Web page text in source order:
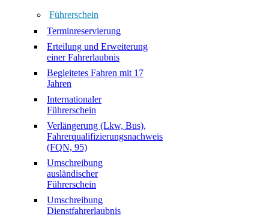
Führerschein
Terminreservierung
Erteilung und Erweiterung
einer Fahrerlaubnis
Begleitetes Fahren mit 17
Jahren
Internationaler
Führerschein
Verlängerung (Lkw, Bus),
Fahrerqualifizierungsnachweis
(FQN, 95)
Umschreibung
ausländischer
Führerschein
Umschreibung
Dienstfahrerlaubnis